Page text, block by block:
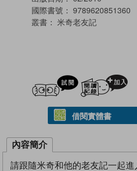
國際書號： 9789620851360
叢書： 米奇老友記
試閲
借閱實體書
內容簡介
請跟隨米奇和他的老友記一起進